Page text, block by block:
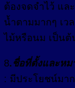
ต้องจดจำไว้ แล
น้ำตามมากๆ เว
ไม้หรือนม เป็นต้
8. ชื่อที่ตั้งและหม
: มีประโยชน์มา